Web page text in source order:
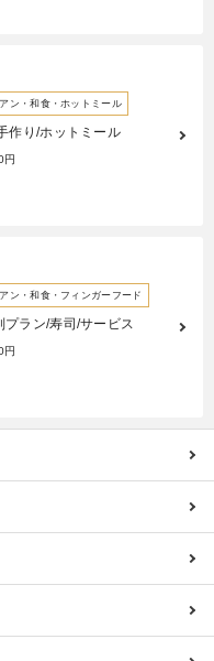
ン・和食・ホットミール
作り/ホットミール
円
ン・和食・フィンガーフード
ラン/寿司/サービス
円